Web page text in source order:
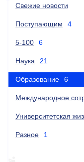
Свежие новости
Поступающим 4
5-100 6
Наука 21
Образование 6
Международное
Университетская
Разное 1